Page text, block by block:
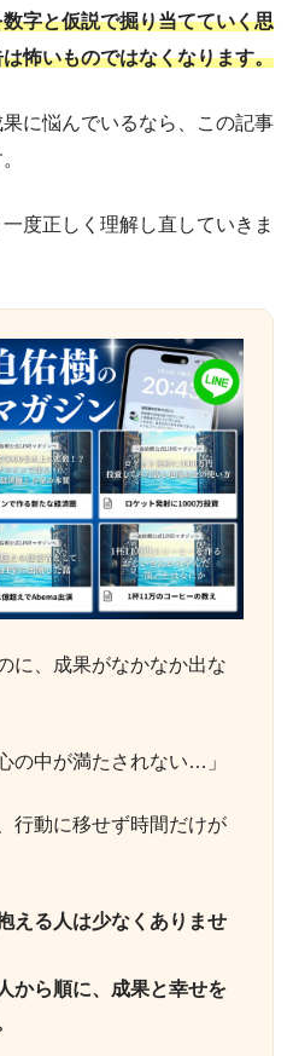
字と仮説で掘り当てていく思
怖いものではなくなります。
に悩んでいるなら、この記事
度正しく理解し直していきま
に、成果がなかなか出な
の中が満たされない…」
行動に移せず時間だけが
える人は少なくありませ
から順に、成果と幸せを